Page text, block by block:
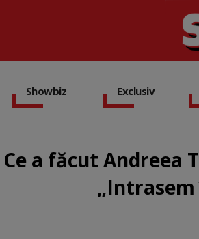
Showbiz Exclusiv
Ce a făcut Andreea